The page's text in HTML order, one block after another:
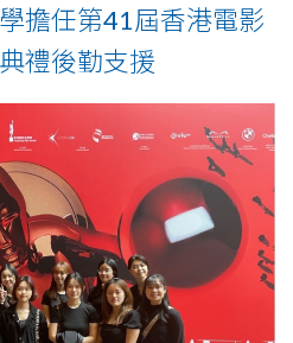
擔任第41屆香港電影
禮後勤支援